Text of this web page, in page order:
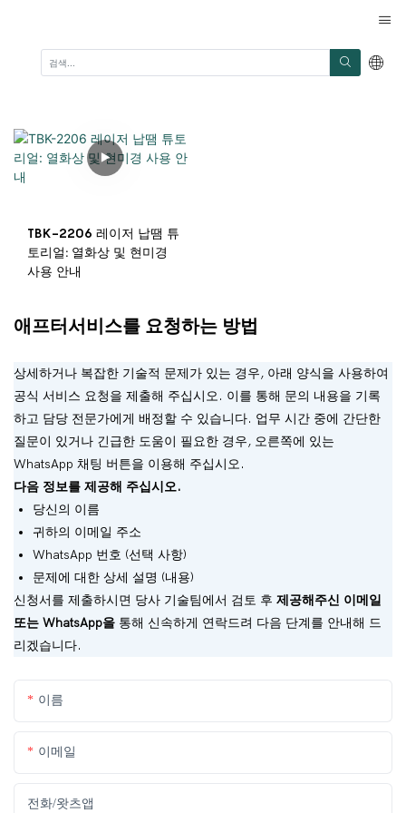
TBK-2206 레이저 납땜 튜
토리얼: 열화상 및 현미경
사용 안내
애프터서비스를 요청하는 방법
상세하거나 복잡한 기술적 문제가 있는 경우, 아래 양식을 사용하여
공식 서비스 요청을 제출해 주십시오. 이를 통해 문의 내용을 기록
하고 담당 전문가에게 배정할 수 있습니다. 업무 시간 중에 간단한
질문이 있거나 긴급한 도움이 필요한 경우, 오른쪽에 있는
WhatsApp 채팅 버튼을 이용해 주십시오.
다음 정보를 제공해 주십시오.
당신의 이름
귀하의 이메일 주소
WhatsApp 번호 (선택 사항)
문제에 대한 상세 설명 (내용)
신청서를 제출하시면 당사 기술팀에서 검토 후 제공해주신 이메일
또는 WhatsApp을 통해 신속하게 연락드려 다음 단계를 안내해 드
리겠습니다.
이름
이메일
전화/왓츠앱